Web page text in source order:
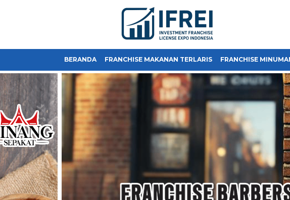
BERANDA FRANCHISE MAKANAN TERLARIS FRANCHISE